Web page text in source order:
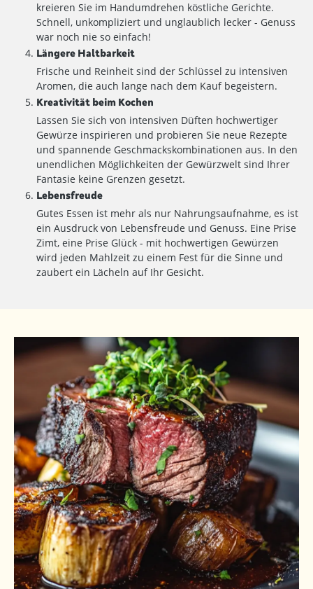
kreieren Sie im Handumdrehen köstliche Gerichte.
Schnell, unkompliziert und unglaublich lecker - Genuss
war noch nie so einfach!
Längere Haltbarkeit
Frische und Reinheit sind der Schlüssel zu intensiven
Aromen, die auch lange nach dem Kauf begeistern.
Kreativität beim Kochen
Lassen Sie sich von intensiven Düften hochwertiger
Gewürze inspirieren und probieren Sie neue Rezepte
und spannende Geschmackskombinationen aus. In den
unendlichen Möglichkeiten der Gewürzwelt sind Ihrer
Fantasie keine Grenzen gesetzt.
Lebensfreude
Gutes Essen ist mehr als nur Nahrungsaufnahme, es ist
ein Ausdruck von Lebensfreude und Genuss. Eine Prise
Zimt, eine Prise Glück - mit hochwertigen Gewürzen
wird jeden Mahlzeit zu einem Fest für die Sinne und
zaubert ein Lächeln auf Ihr Gesicht.